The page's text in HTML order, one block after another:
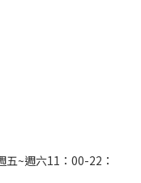
~週六11：00-22：